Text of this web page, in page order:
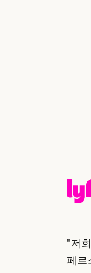
"저
페르